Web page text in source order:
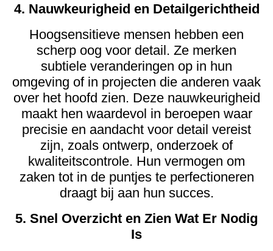
4. Nauwkeurigheid en Detailgerichtheid
Hoogsensitieve mensen hebben een
scherp oog voor detail. Ze merken
subtiele veranderingen op in hun
omgeving of in projecten die anderen vaak
over het hoofd zien. Deze nauwkeurigheid
maakt hen waardevol in beroepen waar
precisie en aandacht voor detail vereist
zijn, zoals ontwerp, onderzoek of
kwaliteitscontrole. Hun vermogen om
zaken tot in de puntjes te perfectioneren
draagt bij aan hun succes.
5. Snel Overzicht en Zien Wat Er Nodig
Is